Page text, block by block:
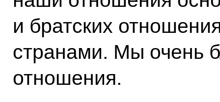
и братских
странами. Мы очень
отношения.